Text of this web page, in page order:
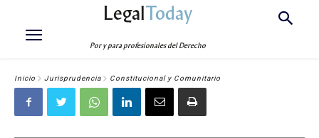
LegalToday
Por y para profesionales del Derecho
Inicio Jurisprudencia Constitucional y Comunitario